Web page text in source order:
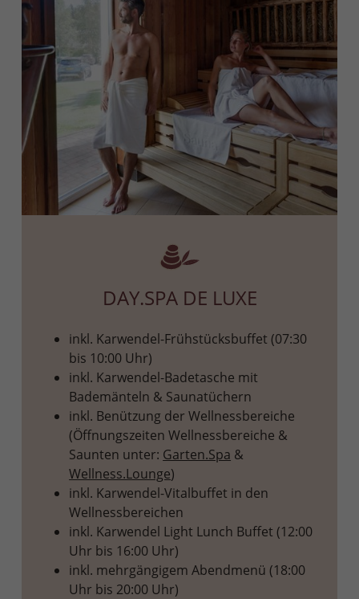
DAY.SPA DE LUXE
inkl. Karwendel-Frühstücksbuffet (07:30
bis 10:00 Uhr)
inkl. Karwendel-Badetasche mit
Bademänteln & Saunatüchern
inkl. Benützung der Wellnessbereiche
(Öffnungszeiten Wellnessbereiche &
Saunten unter: Garten.Spa &
Wellness.Lounge)
inkl. Karwendel-Vitalbuffet in den
Wellnessbereichen
inkl. Karwendel Light Lunch Buffet (12:00
Uhr bis 16:00 Uhr)
inkl. mehrgängigem Abendmenü (18:00
Uhr bis 20:00 Uhr)